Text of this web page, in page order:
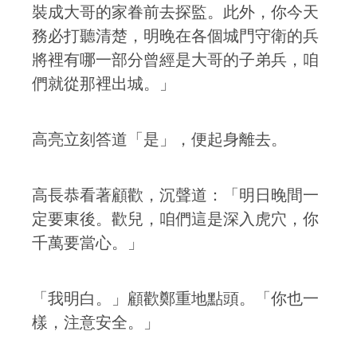
裝成大哥的家眷前去探監。此外，你今天
務必打聽清楚，明晚在各個城門守衛的兵
將裡有哪一部分曾經是大哥的子弟兵，咱
們就從那裡出城。」
高亮立刻答道「是」，便起身離去。
高長恭看著顧歡，沉聲道：「明日晚間一
定要東後。歡兒，咱們這是深入虎穴，你
千萬要當心。」
「我明白。」顧歡鄭重地點頭。「你也一
樣，注意安全。」